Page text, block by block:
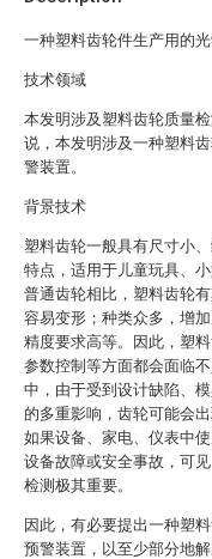
一种塑料齿轮件生产用的
技术领域
本发明涉及塑料齿轮质量
说，本发明涉及一种塑料
警装置。
背景技术
塑料齿轮一般具有尺寸小
特点，适用于儿童玩具、
普通齿轮相比，塑料齿轮
容易变形；种类众多，增
精度要求高等。因此，塑
参数控制等方面都会面临
中，由于受到设计缺陷、
的多重影响，齿轮可能会
如果设备、家电、仪表中
设备故障或安全事故，可
检测极其重要。
因此，有必要提出一种塑
预警装置，以至少部分地